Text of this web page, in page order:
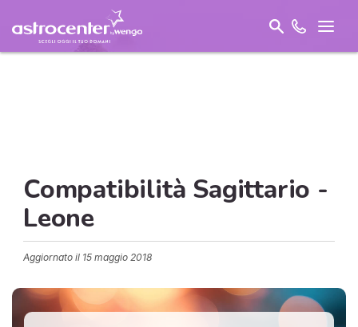
Compatibilità Sagittario -
Leone
Aggiornato il 15 maggio 2018